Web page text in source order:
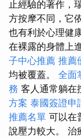
止經驗的著作，
方按摩不同，它
也有利於心理健
在裸露的身體上
子中心推薦 推薦
均被覆蓋。 全面
務 客人通常躺在
方案 泰國簽證申
推薦名單 可以在
說壓力較大。 治